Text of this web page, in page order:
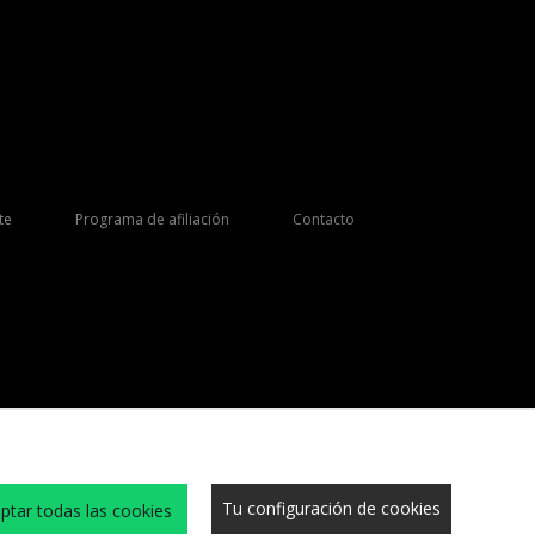
Programa de afiliación Contacto
Tu configuración de cookies
todas las cookies